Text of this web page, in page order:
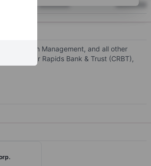
XXXXXXX XXXXXXX
Wealth Management, and all other
Cedar Rapids Bank & Trust (CRBT),